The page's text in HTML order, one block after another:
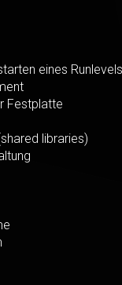
eines Runlevels
Festplatte
libraries)